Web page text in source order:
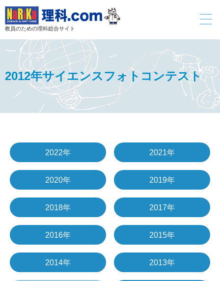
教員のための理科総合サイト
toggle
2012年サイエンスフォトコンテスト
2022年 2021年
2020年 2019年
2018年 2017年
2016年 2015年
2014年 2013年